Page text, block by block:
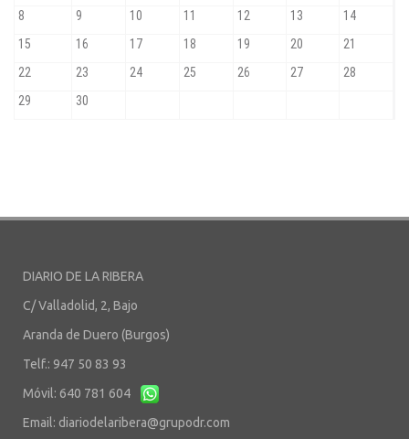
DIARIO DE LA RIBERA
C/ Valladolid, 2, Bajo
Aranda de Duero (Burgos)
Telf.: 947 50 83 93
Móvil: 640 781 604
Email: diariodelaribera@grupodr.com